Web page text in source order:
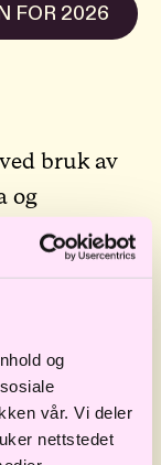
og
vår. Vi deler
nettstedet
FOR 2026
bruk av
og
er